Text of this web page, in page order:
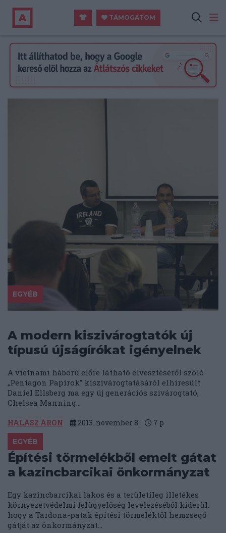
TÁMOGATOM
EGYÉB
A modern kiszivárogtatók új
típusú újságírókat igényelnek
A vietnami háború előre látható elvesztéséről szóló
„Pentagon Papírok” kiszivárogtatásáról elhíresült
Daniel Ellsberg ma egy új generációs szivárogtató,
Chelsea Manning...
HALÁSZ ÁRON 2013. november 8. 7 p
EGYÉB
Építési törmelékből emelt gátat
a kazincbarcikai önkormányzat
Egy kazincbarcikai lakos és a területileg illetékes
környezetvédelmi felügyelőség levelezéséből kiderül,
hogy a Tardona-patak építési törmeléktől hemzsegő
gátját az önkormányzat...